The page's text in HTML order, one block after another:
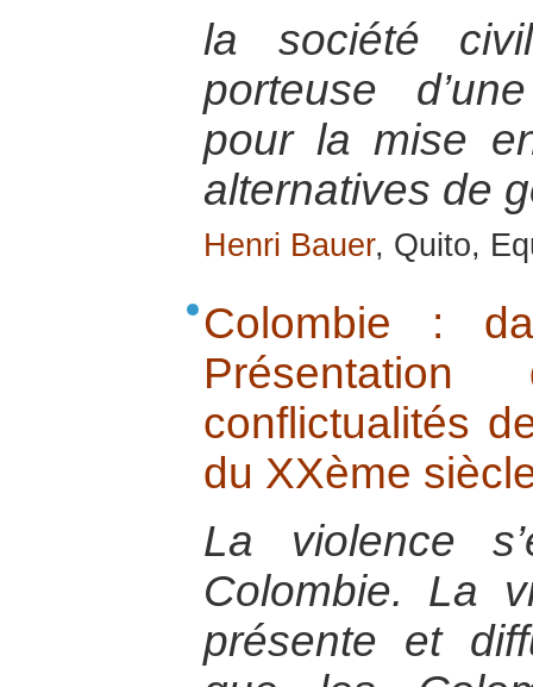
la société
porteuse
pour la mise
alternatives de
Henri Bauer, Quito,
Colombie :
conflictualités
du XXème
La violence
Colombie. La
présente et